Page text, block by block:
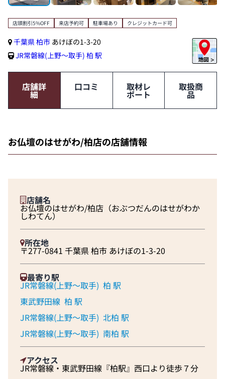
店頭割引5%OFF 来店予約可 駐車場あり クレジットカード可
千葉県柏市 あけぼの1-3-20
JR常磐線(上野～取手) 柏 駅
店舗詳
細
口コミ 取材レ
ポート
取扱商
品
お仏壇のはせがわ/柏店の店舗情報
店舗名
お仏壇のはせがわ/柏店（おぶつだんのはせがわか
しわてん）
所在地
〒277-0841 千葉県 柏市 あけぼの1-3-20
最寄り駅
JR常磐線(上野～取手) 柏 駅
東武野田線 柏 駅
JR常磐線(上野～取手) 北柏 駅
JR常磐線(上野～取手) 南柏 駅
アクセス
JR常磐線・東武野田線『柏駅』西口より徒歩７分